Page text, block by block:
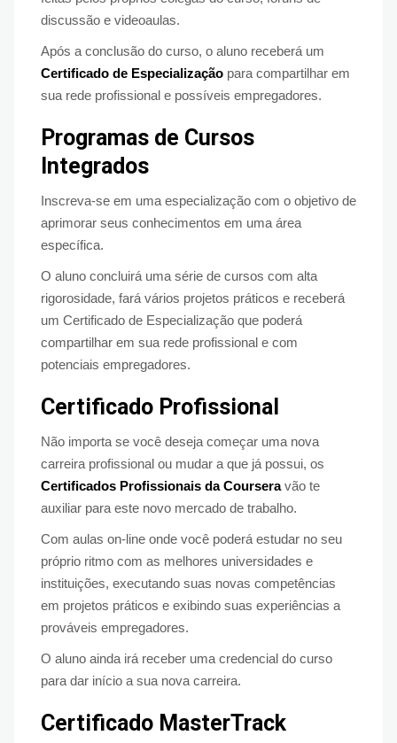
discussão e videoaulas.
Após a conclusão do curso, o aluno receberá um
Certificado de Especialização para compartilhar em
sua rede profissional e possíveis empregadores.
Programas de Cursos
Integrados
Inscreva-se em uma especialização com o objetivo de
aprimorar seus conhecimentos em uma área
específica.
O aluno concluirá uma série de cursos com alta
rigorosidade, fará vários projetos práticos e receberá
um Certificado de Especialização que poderá
compartilhar em sua rede profissional e com
potenciais empregadores.
Certificado Profissional
Não importa se você deseja começar uma nova
carreira profissional ou mudar a que já possui, os
Certificados Profissionais da Courseravão te
auxiliar para este novo mercado de trabalho.
Com aulas on-line onde você poderá estudar no seu
próprio ritmo com as melhores universidades e
instituições, executando suas novas competências
em projetos práticos e exibindo suas experiências a
prováveis empregadores.
O aluno ainda irá receber uma credencial do curso
para dar início a sua nova carreira.
Certificado MasterTrack